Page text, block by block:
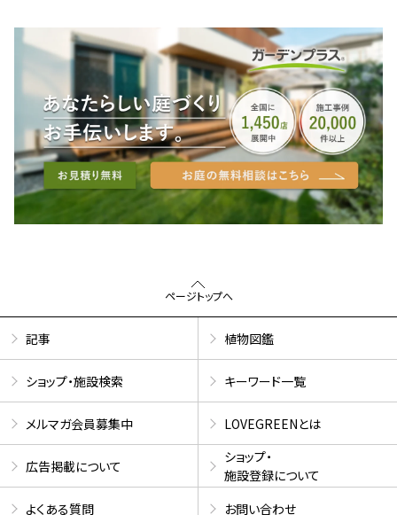
ページトップへ
記事 植物図鑑
ショップ・施設検索 キーワード一覧
メルマガ会員募集中 LOVEGREENとは
広告掲載について
ショップ・
施設登録について
よくある質問
お問い合わせ